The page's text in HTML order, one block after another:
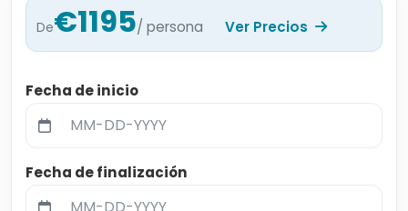
De€1195/ persona Ver Precios
Fecha de inicio
Fecha de finalización